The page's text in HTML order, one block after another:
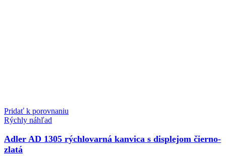
Pridať k porovnaniu
Rýchly náhľad
Adler AD 1305 rýchlovarná kanvica s displejom čierno-
zlatá